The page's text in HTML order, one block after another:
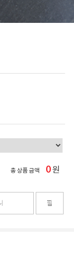
총 상품 금액 0원
찜